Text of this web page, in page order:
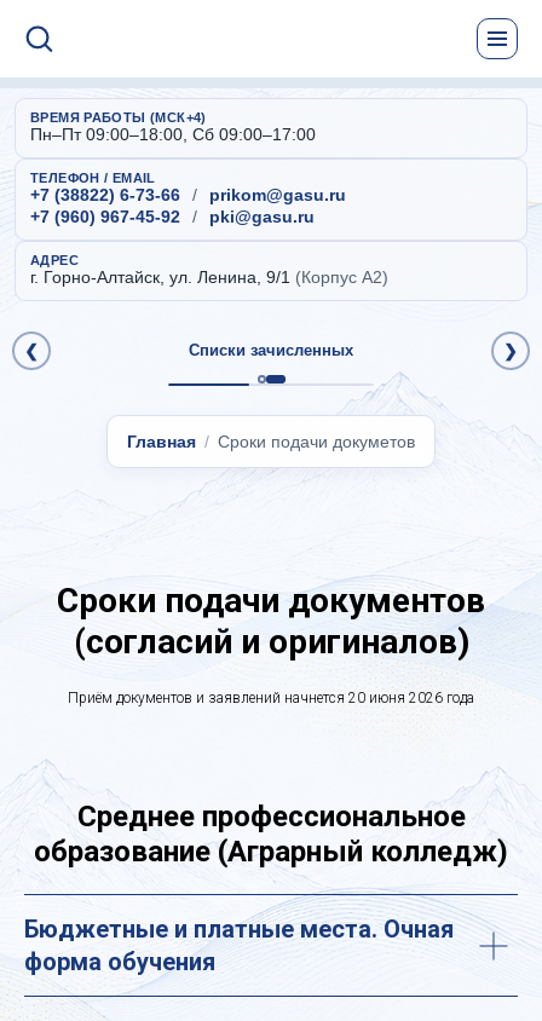
ВРЕМЯ РАБОТЫ (МСК+4)
Пн–Пт 09:00–18:00, Сб 09:00–17:00
ТЕЛЕФОН / EMAIL
+7 (38822) 6-73-66 /
prikom@gasu.ru
+7 (960) 967-45-92
/ pki@gasu.ru
АДРЕС
г. Горно-Алтайск, ул. Ленина, 9/1 (Корпус А2)
❮ Списки зачисленных ❯
Главная Сроки подачи докуметов
Сроки подачи документов
(согласий и оригиналов)
Приём документов и заявлений начнется 20 июня 2026 года
Среднее профессиональное
образование (Аграрный колледж)
Бюджетные и платные места. Очная
форма обучения